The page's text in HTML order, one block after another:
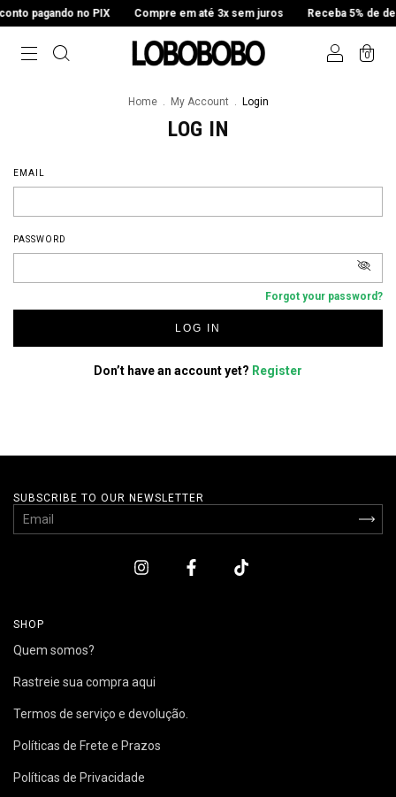
pagando no PIX Compre em até 3x sem juros Receba 5% de
0
Home . My Account . Login
LOG IN
EMAIL
PASSWORD
Forgot your password?
LOG IN
Don’t have an account yet? Register
SUBSCRIBE TO OUR NEWSLETTER
SHOP
Quem somos?
Rastreie sua compra aqui
Termos de serviço e devolução.
Políticas de Frete e Prazos
Políticas de Privacidade